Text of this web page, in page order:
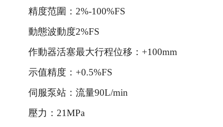
精度范圍： 2%-100%FS
動態波動度2%FS
作動器活塞最大行程位移： +100mm
示值精度： +0.5%FS
伺服泵站：流量90L/min
壓力： 21MPa